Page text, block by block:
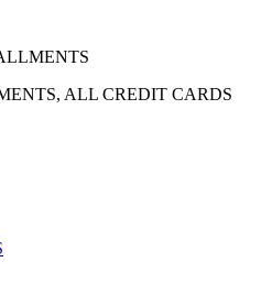
ALL CREDIT CARDS